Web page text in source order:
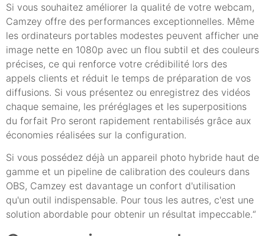
Si vous souhaitez améliorer la qualité de votre webcam,
Camzey offre des performances exceptionnelles. Même
les ordinateurs portables modestes peuvent afficher une
image nette en 1080p avec un flou subtil et des couleurs
précises, ce qui renforce votre crédibilité lors des
appels clients et réduit le temps de préparation de vos
diffusions. Si vous présentez ou enregistrez des vidéos
chaque semaine, les préréglages et les superpositions
du forfait Pro seront rapidement rentabilisés grâce aux
économies réalisées sur la configuration.
Si vous possédez déjà un appareil photo hybride haut de
gamme et un pipeline de calibration des couleurs dans
OBS, Camzey est davantage un confort d'utilisation
qu'un outil indispensable. Pour tous les autres, c'est une
solution abordable pour obtenir un résultat impeccable.“